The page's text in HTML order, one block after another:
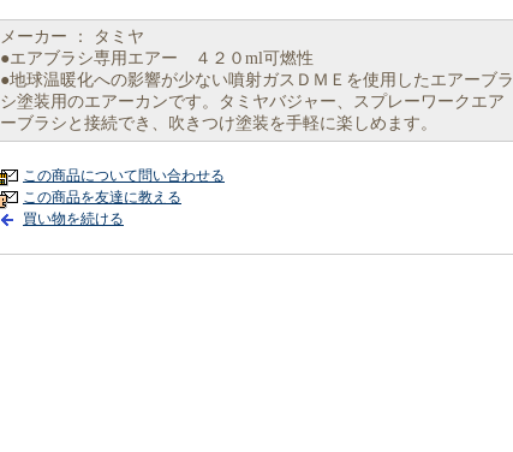
メーカー ： タミヤ
●エアブラシ専用エアー ４２０ml可燃性
●地球温暖化への影響が少ない噴射ガスＤＭＥを使用したエアーブラ
シ塗装用のエアーカンです。タミヤバジャー、スプレーワークエア
ーブラシと接続でき、吹きつけ塗装を手軽に楽しめます。
この商品について問い合わせる
この商品を友達に教える
買い物を続ける